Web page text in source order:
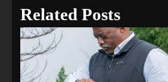
Related Posts